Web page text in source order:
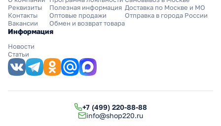
Реквизиты
Контакты
Вакансии
Полезная информация
Оптовые продажи
Обмен и возврат товара
Доставка по Москве и МО
Отправка в города России
Информация
Новости
Статьи
+7 (499) 220-88-88
info@shop220.ru